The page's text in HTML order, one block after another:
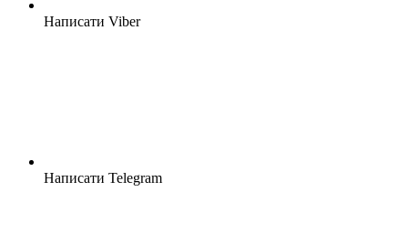
Написати Viber
Написати Telegram